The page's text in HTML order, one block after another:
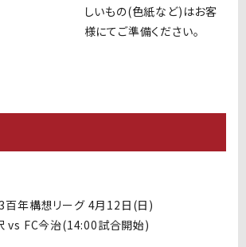
しいもの(色紙など)はお客
様にてご準備ください。
百年構想リーグ 4月12日(日)
vs FC今治(14:00試合開始)